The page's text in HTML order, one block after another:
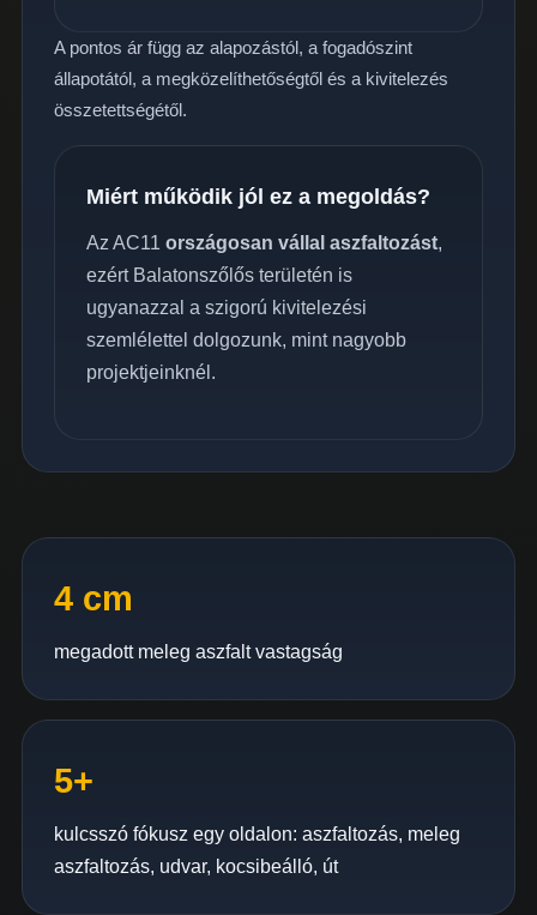
A pontos ár függ az alapozástól, a fogadószint
állapotától, a megközelíthetőségtől és a kivitelezés
összetettségétől.
Miért működik jól ez a megoldás?
Az AC11 országosan vállal aszfaltozást,
ezért Balatonszőlős területén is
ugyanazzal a szigorú kivitelezési
szemlélettel dolgozunk, mint nagyobb
projektjeinknél.
4 cm
megadott meleg aszfalt vastagság
5+
kulcsszó fókusz egy oldalon: aszfaltozás, meleg
aszfaltozás, udvar, kocsibeálló, út